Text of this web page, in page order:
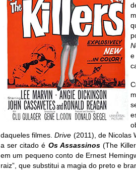
e
daqueles filmes.Drive (2011), de Nicolas
a ser citado é Os Assassinos(The
em um pequeno conto de Ernest
raiz”, que substitui a magia do preto e